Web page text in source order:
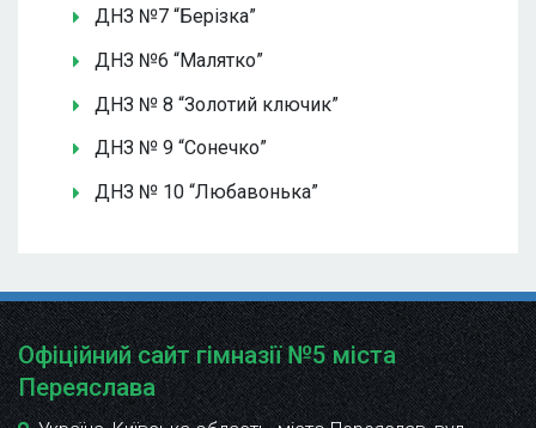
ДНЗ №7 “Берізка”
ДНЗ №6 “Малятко”
ДНЗ № 8 “Золотий ключик”
ДНЗ № 9 “Сонечко”
ДНЗ № 10 “Любавонька”
Офіційний сайт гімназії №5 міста
Переяслава